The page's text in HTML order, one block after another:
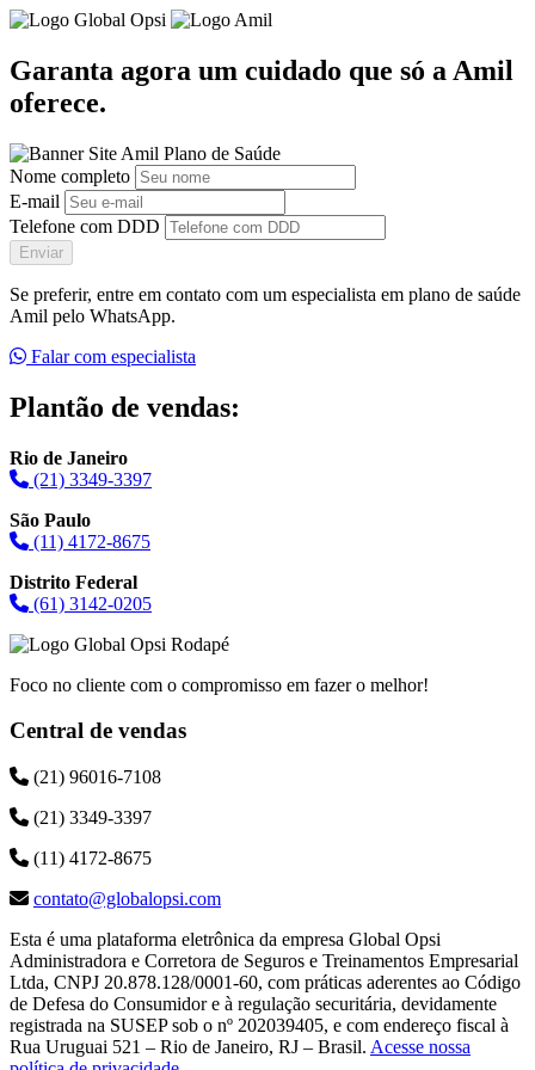
Garanta agora um cuidado que só a Amil
oferece.
Nome completo
E-mail
Telefone com DDD
Enviar
Se preferir, entre em contato com um especialista em plano de saúde
Amil pelo WhatsApp.
Falar com especialista
Plantão de vendas:
Rio de Janeiro
(21) 3349-3397
São Paulo
(11) 4172-8675
Distrito Federal
(61) 3142-0205
Foco no cliente com o compromisso em fazer o melhor!
Central de vendas
(21) 96016-7108
(21) 3349-3397
(11) 4172-8675
contato@globalopsi.com
Esta é uma plataforma eletrônica da empresa Global Opsi
Administradora e Corretora de Seguros e Treinamentos Empresarial
Ltda, CNPJ 20.878.128/0001-60, com práticas aderentes ao Código
de Defesa do Consumidor e à regulação securitária, devidamente
registrada na SUSEP sob o nº 202039405, e com endereço fiscal à
Rua Uruguai 521 – Rio de Janeiro, RJ – Brasil. Acesse nossa